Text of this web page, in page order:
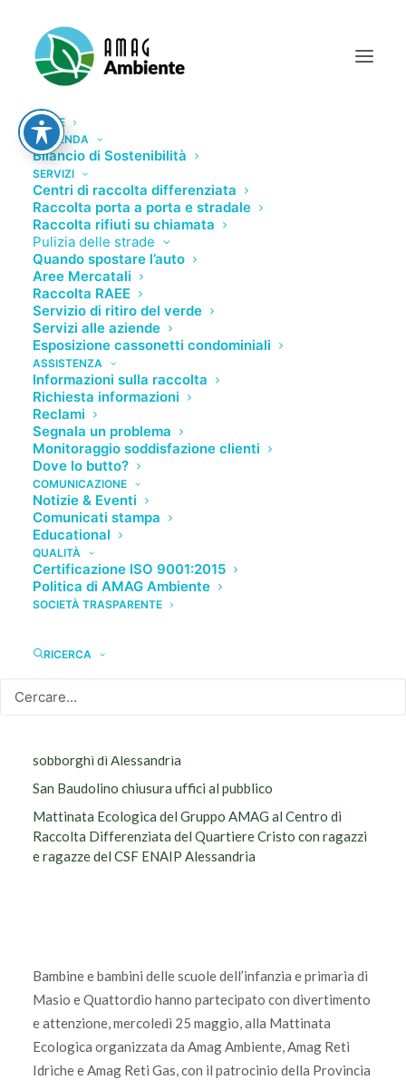
HOME
L’AZIENDA
Bilancio di Sostenibilità
SERVIZI
Centri di raccolta differenziata
Raccolta porta a porta e stradale
Raccolta rifiuti su chiamata
Pulizia delle strade
Quando spostare l’auto
Aree Mercatali
Raccolta RAEE
Servizio di ritiro del verde
Servizi alle aziende
Esposizione cassonetti condominiali
ASSISTENZA
Informazioni sulla raccolta
Richiesta informazioni
Reclami
Segnala un problema
Monitoraggio soddisfazione clienti
Dove lo butto?
COMUNICAZIONE
Notizie & Eventi
Comunicati stampa
Educational
QUALITÀ
Certificazione ISO 9001:2015
Politica di AMAG Ambiente
SOCIETÀ TRASPARENTE
RICERCA
Mattinata Ecologica del Gruppo AMAG
a Masio per scuole dell’infanzia e
primaria
26 MAGGIO 2022 | IN
EDUCATIONAL
| BYADMIN
NOTIZIE RECENTI
domicilio nei sobborghi di Alessandria
sobborghi di Alessandria
San Baudolino chiusura uffici al pubblico
Mattinata Ecologica del Gruppo AMAG al Centro di
Raccolta Differenziata del Quartiere Cristo con ragazzi
e ragazze del CSF ENAIP Alessandria
Bambine e bambini delle scuole dell’infanzia e primaria di
Masio e Quattordio hanno partecipato con divertimento
e attenzione, mercoledì 25 maggio, alla Mattinata
Ecologica organizzata da Amag Ambiente, Amag Reti
Idriche e Amag Reti Gas, con il patrocinio della Provincia